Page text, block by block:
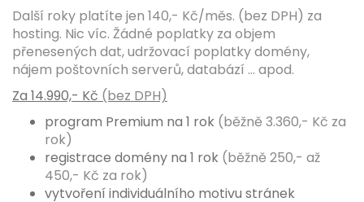
Další roky platíte jen 140,- Kč/měs. (bez DPH) za
hosting. Nic víc. Žádné poplatky za objem
přenesených dat, udržovací poplatky domény,
nájem poštovních serverů, databází ... apod.
Za 14.990,- Kč (bez DPH)
program Premium na 1 rok (běžně 3.360,- Kč za
rok)
registrace domény na 1 rok (běžně 250,- až
450,- Kč za rok)
vytvoření individuálního motivu stránek